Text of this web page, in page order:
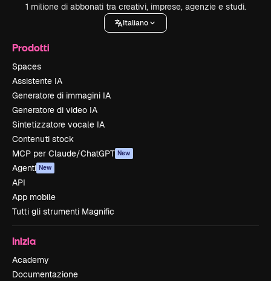
1 milione di abbonati tra creativi, imprese, agenzie e studi.
Italiano
Prodotti
Spaces
Assistente IA
Generatore di immagini IA
Generatore di video IA
Sintetizzatore vocale IA
Contenuti stock
MCP per Claude/ChatGPT New
Agenti New
API
App mobile
Tutti gli strumenti Magnific
Inizia
Academy
Documentazione